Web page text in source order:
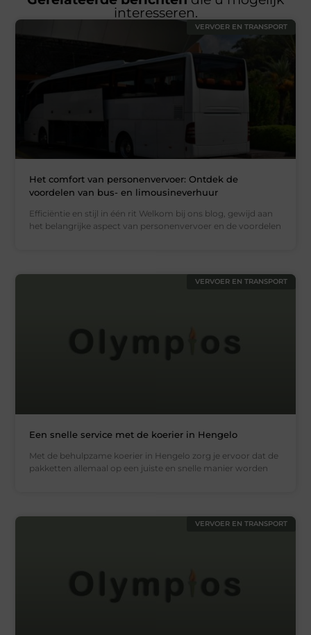
interesseren.
VERVOER EN TRANSPORT
Het comfort van personenvervoer: Ontdek de
voordelen van bus- en limousineverhuur
Efficiëntie en stijl in één rit Welkom bij ons blog, gewijd aan
het belangrijke aspect van personenvervoer en de voordelen
VERVOER EN TRANSPORT
Een snelle service met de koerier in Hengelo
Met de behulpzame koerier in Hengelo zorg je ervoor dat de
pakketten allemaal op een juiste en snelle manier worden
VERVOER EN TRANSPORT